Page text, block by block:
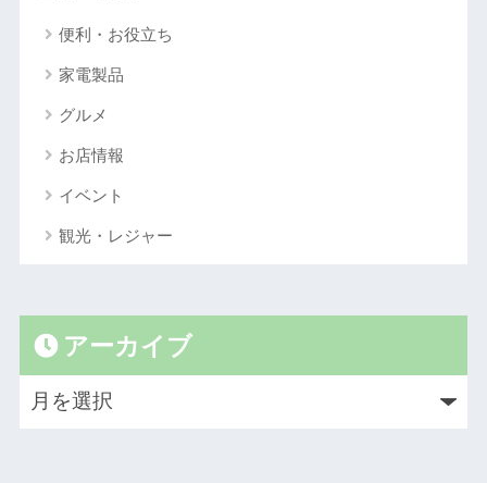
便利・お役立ち
家電製品
グルメ
お店情報
イベント
観光・レジャー
アーカイブ